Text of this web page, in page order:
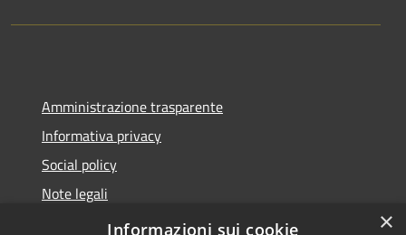
Amministrazione trasparente
Informativa privacy
Social policy
Note legali
Dichiarazione di accessibilità
×
Informazioni sui cookie